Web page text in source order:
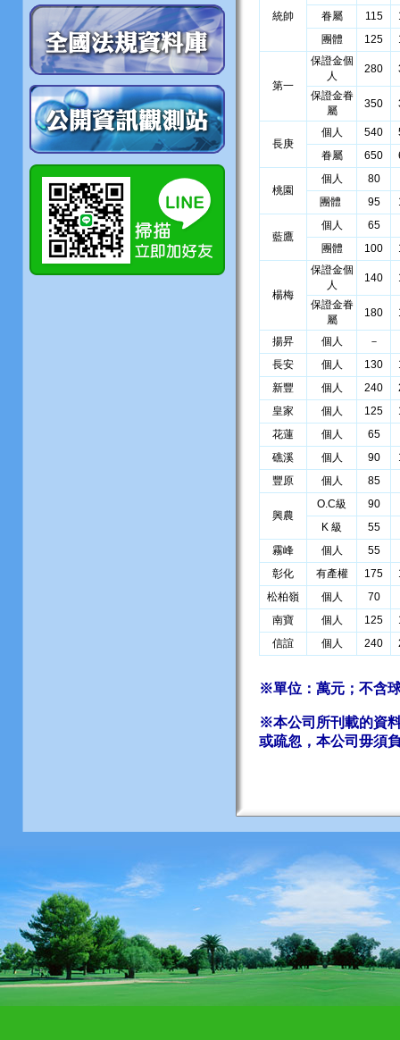
統帥
眷屬
115
團體
125
第一
保證金個
人
280
保證金眷
屬
350
長庚
個人 540
眷屬
650
桃園
個人
80
團體
95
藍鷹
個人
65
團體
100
楊梅
保證金個
人
140
保證金眷
屬
180
揚昇 個人
－
長安
個人 130
新豐
個人 240
皇家
個人 125
花蓮
個人
65
礁溪
個人 90
豐原
個人 85
興農
O.C級
90
K 級
55
霧峰
個人
55
彰化
有產權 175
松柏嶺
個人
70
南寶
個人 125
信誼
個人 240
※單位：萬元；不含
※本公司所刊載的資
或疏忽，本公司毋須